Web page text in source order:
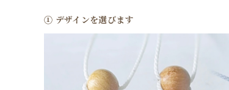
① デザインを選びます